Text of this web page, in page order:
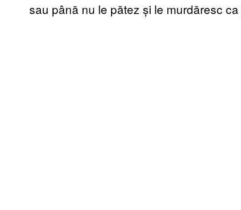
sau până nu le pătez și le murdăresc ca